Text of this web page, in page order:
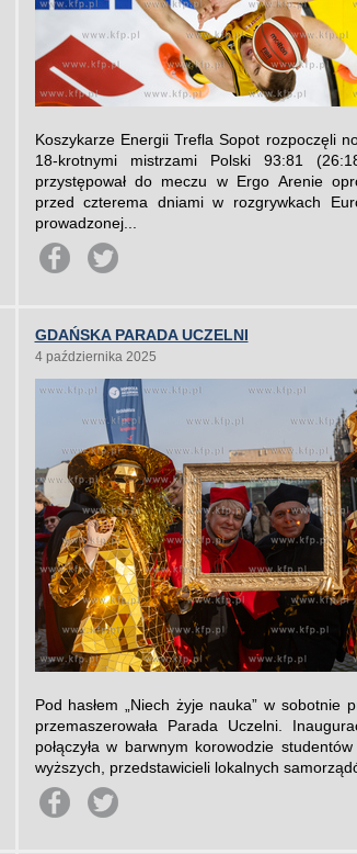
Koszykarze Energii Trefla Sopot rozpoczęli
18-krotnymi mistrzami Polski 93:81
przystępował do meczu w Ergo Arenie
przed czterema dniami w rozgrywkach
prowadzonej...
GDAŃSKA PARADA UCZELNI
4 października 2025
Pod hasłem „Niech żyje nauka” w sobotnie
przemaszerowała Parada Uczelni.
połączyła w barwnym korowodzie
wyższych, przedstawicieli lokalnych